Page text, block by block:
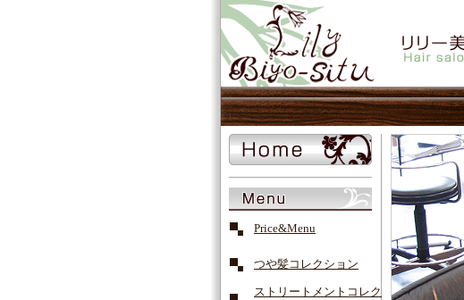
Price&Menu
つや髪コレクション
ストリートメントコレク